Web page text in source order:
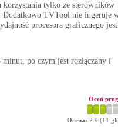
korzystania tylko ze sterowników
Dodatkowo TVTool nie ingeruje
procesora graficznego
po czym jest rozłączany i
Oceń
Ocena: 2.9 (11